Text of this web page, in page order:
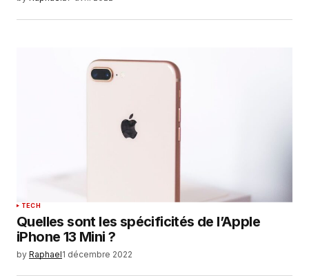
TECH
Quelles sont les spécificités de l’Apple
iPhone 13 Mini ?
by Raphael1 décembre 2022